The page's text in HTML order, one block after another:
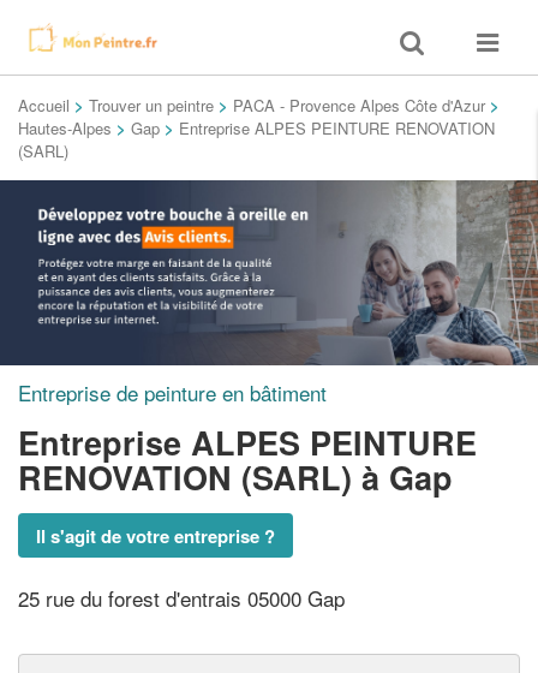
Toggle
search
Toggle
Accueil > Trouver un peintre > PACA - Provence Alpes Côte d'Azur >
Hautes-Alpes > Gap > Entreprise ALPES PEINTURE RENOVATION
(SARL)
Entreprise de peinture en bâtiment
Entreprise ALPES PEINTURE
RENOVATION (SARL) à Gap
Il s'agit de votre entreprise ?
25 rue du forest d'entrais 05000 Gap